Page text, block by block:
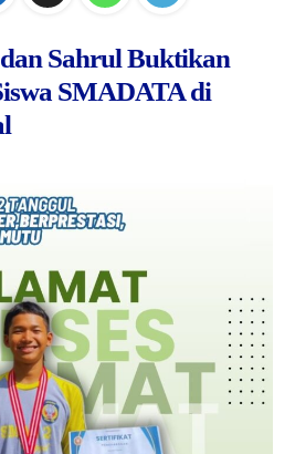
Sahrul Buktikan
SMADATA di